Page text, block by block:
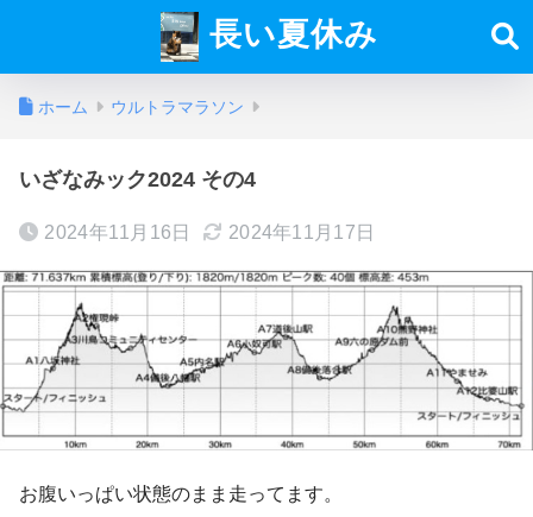
長い夏休み
ホーム ウルトラマラソン
いざなみック2024 その4
2024年11月16日 2024年11月17日
お腹いっぱい状態のまま走ってます。